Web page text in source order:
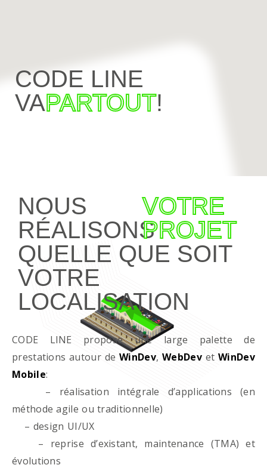
CODE LINE
VAPARTOUT!
NOUS
RÉALISONS
VOTRE
PROJET
QUELLE QUE SOIT
VOTRE
LOCALISATION
CODE LINE propose une large palette de
prestations autour deWinDev,WebDevet WinDev
Mobile:
– réalisation intégrale d’applications (en
méthode agile ou traditionnelle)
– design UI/UX
– reprise d’existant, maintenance (TMA) et
évolutions